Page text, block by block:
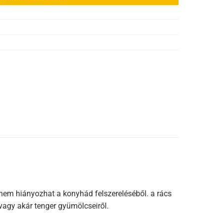
hiányozhat a konyhád felszereléséből. a rács
akár tenger gyümölcseiről.